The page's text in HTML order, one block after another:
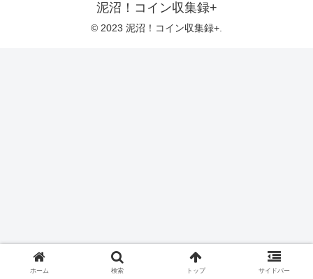
泥沼！コイン収集録+
© 2023 泥沼！コイン収集録+.
ホーム 検索 トップ サイドバー